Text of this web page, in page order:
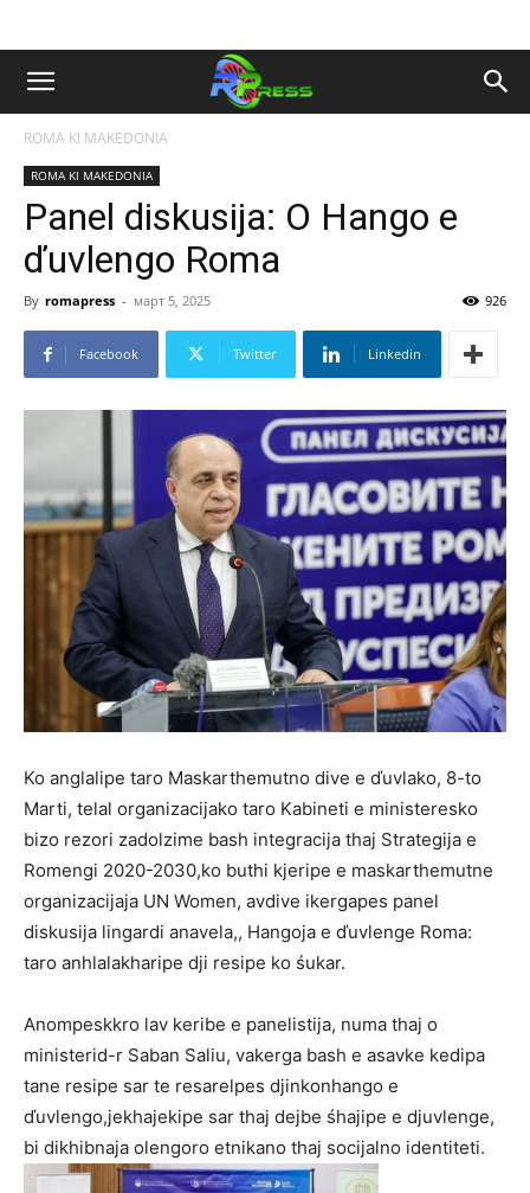
ROMA KI MAKEDONIA
ROMA KI MAKEDONIA
Panel diskusija: O Hango e
ďuvlengo Roma
By romapress - март 5, 2025 926
Facebook Twitter Linkedin
Ko anglalipe taro Maskarthemutno dive e ďuvlako, 8-to
Marti, telal organizacijako taro Kabineti e ministeresko
bizo rezori zadolzime bash integracija thaj Strategija e
Romengi 2020-2030,ko buthi kjeripe e maskarthemutne
organizacijaja UN Women, avdive ikergapes panel
diskusija lingardi anavela,, Hangoja e ďuvlenge Roma:
taro anhlalakharipe dji resipe ko śukar.
Anompeskkro lav keribe e panelistija, numa thaj o
ministerid-r Saban Saliu, vakerga bash e asavke kedipa
tane resipe sar te resarelpes djinkonhango e
ďuvlengo,jekhajekipe sar thaj dejbe śhajipe e djuvlenge,
bi dikhibnaja olengoro etnikano thaj socijalno identiteti.